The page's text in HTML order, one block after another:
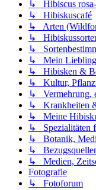
↳ Hibiscus
↳ Hibiskuscafé
↳ Arten
↳
↳
↳ Mein
↳ Hibisken &
↳ Kultur,
↳ Vermehrung,
↳ Krankheiten
↳ Meine
↳ Spezialitäten
↳ Botanik,
↳
↳ Medien,
Fotografie
↳ Fotoforum